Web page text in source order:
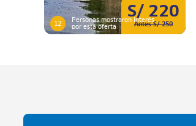
S/ 220
Antes S/ 250
12
Personas mostraron interés
por esta oferta